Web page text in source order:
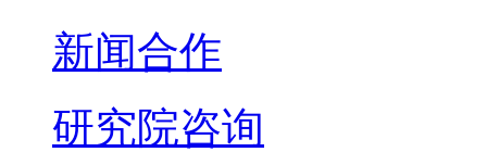
新闻合作
研究院咨询